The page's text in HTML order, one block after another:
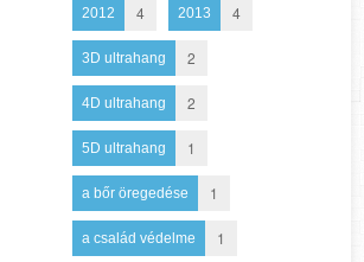
2012 4 2013 4
3D ultrahang 2
4D ultrahang 2
5D ultrahang 1
a bőr öregedése 1
a család védelme 1